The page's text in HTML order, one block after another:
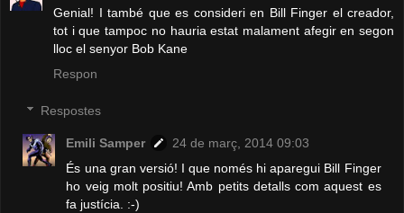
Genial! I també que es consideri en Bill Finger el creador,
tot i que tampoc no hauria estat malament afegir en segon
lloc el senyor Bob Kane
Respon
Respostes
Emili Samper
24 de març, 2014 09:03
És una gran versió! I que només hi aparegui Bill Finger
ho veig molt positiu! Amb petits detalls com aquest es
fa justícia. :-)